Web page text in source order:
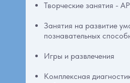
Творческие занятия -
Занятия на развитие
познавательных
Игры и развлечения
Комплексная